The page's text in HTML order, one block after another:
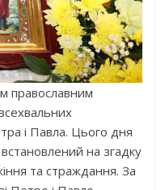
православним
і Павла. Цього дня
встановлений на згадку
та страждання. За